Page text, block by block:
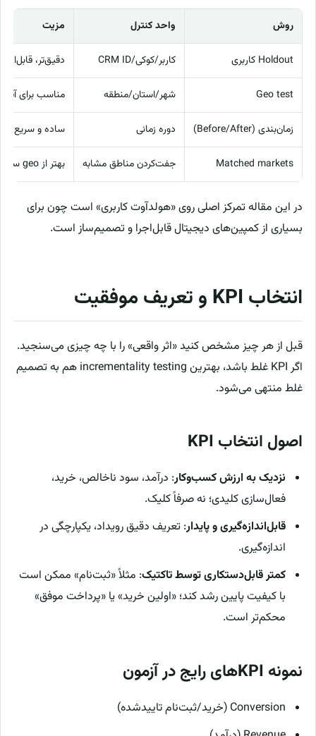
روش واحد کنترل مزیت
Holdout کاربری کاربر/کوکی/CRM ID دقیق‌تر،
Geo test شهر/استان/منطقه مناسب برای
زمان‌بندی (Before/After) دوره زمانی ساده و سریع
Matched markets جفت‌کردن مناطق مشابه بهتر از geo ساده
در این مقاله تمرکز اصلی روی «هولدآوت کاربری» است چون برای
بسیاری از کمپین‌های دیجیتال قابل‌اجرا و تصمیم‌ساز است.
انتخاب KPI و تعریف موفقیت
قبل از هر چیز مشخص کنید «اثر واقعی» را با چه چیزی می‌سنجید.
اگر KPI غلط باشد، بهترین incrementality testing هم به تصمیم
غلط منتهی می‌شود.
اصول انتخاب KPI
نزدیک به ارزش کسب‌وکار: درآمد، سود ناخالص، خرید،
فعال‌سازی کلیدی؛ نه صرفاً کلیک.
قابل‌اندازه‌گیری و پایدار: تعریف دقیق رویداد، یکپارچگی در
اندازه‌گیری.
کمتر قابل‌دستکاری توسط تاکتیک: مثلاً «ثبت‌نام» ممکن است
با کیفیت پایین رشد کند؛ «اولین خرید» یا «پرداخت موفق»
محکم‌تر است.
نمونه KPIهای رایج در آزمون
Conversion (خرید/ثبت‌نام تاییدشده)